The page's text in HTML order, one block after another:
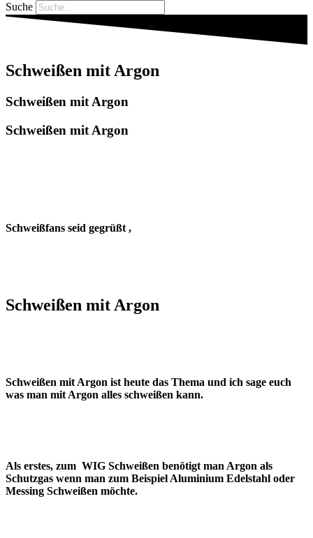
Suche
Schweißen mit Argon
Schweißen mit Argon
Schweißen mit Argon
Schweißfans seid gegrüßt ,
Schweißen mit Argon
Schweißen mit Argon ist heute das Thema und ich sage euch
was man mit Argon alles schweißen kann.
Als erstes, zum WIG Schweißen benötigt man Argon als
Schutzgas wenn man zum Beispiel Aluminium Edelstahl oder
Messing Schweißen möchte.